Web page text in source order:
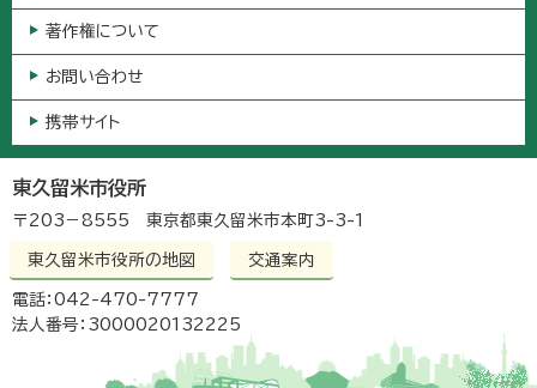
著作権について
お問い合わせ
携帯サイト
東久留米市役所
〒203－8555 東京都東久留米市本町3-3-1
東久留米市役所の地図 交通案内
電話：042-470-7777
法人番号：3000020132225